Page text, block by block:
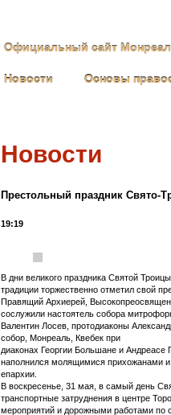
Официальный сайт
Новости Основы
Новости
Престольный праздник Свято-
19:19
В дни великого праздника Святой
традиции торжественно отметил свой
Правящий Архиерей,
сослужили настоятель собора
Валентин Лосев, протодиаконы
собор, Монреаль, Квебек при
диаконах Георгии Большане и
наполнился молящимися прихожанами
епархии.
В воскресенье, 31 мая, в самый день
транспортные затруднения в центре
мероприятий и дорожными работами по